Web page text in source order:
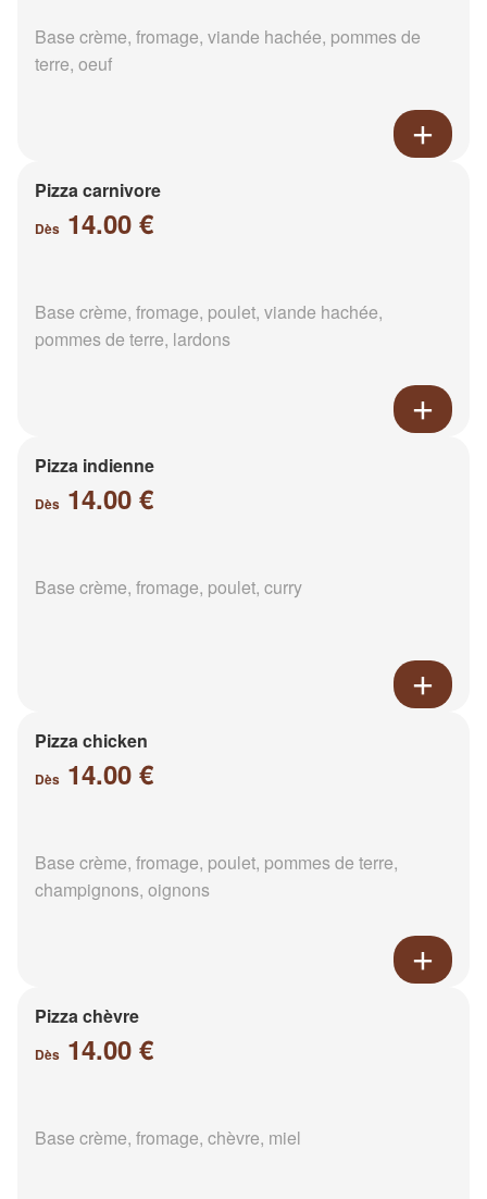
Base crème, fromage, viande hachée, pommes de
terre, oeuf
Pizza carnivore
Dès 14.00 €
Base crème, fromage, poulet, viande hachée,
pommes de terre, lardons
Pizza indienne
Dès 14.00 €
Base crème, fromage, poulet, curry
Pizza chicken
Dès 14.00 €
Base crème, fromage, poulet, pommes de terre,
champignons, oignons
Pizza chèvre
Dès 14.00 €
Base crème, fromage, chèvre, miel